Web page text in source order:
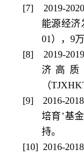
[7]
2019-2020
能源经济
01 ）， 9
[8]
2019-2019
济高
（
[9]
2016-2018
培育’基
持。
[10] 2016-2018